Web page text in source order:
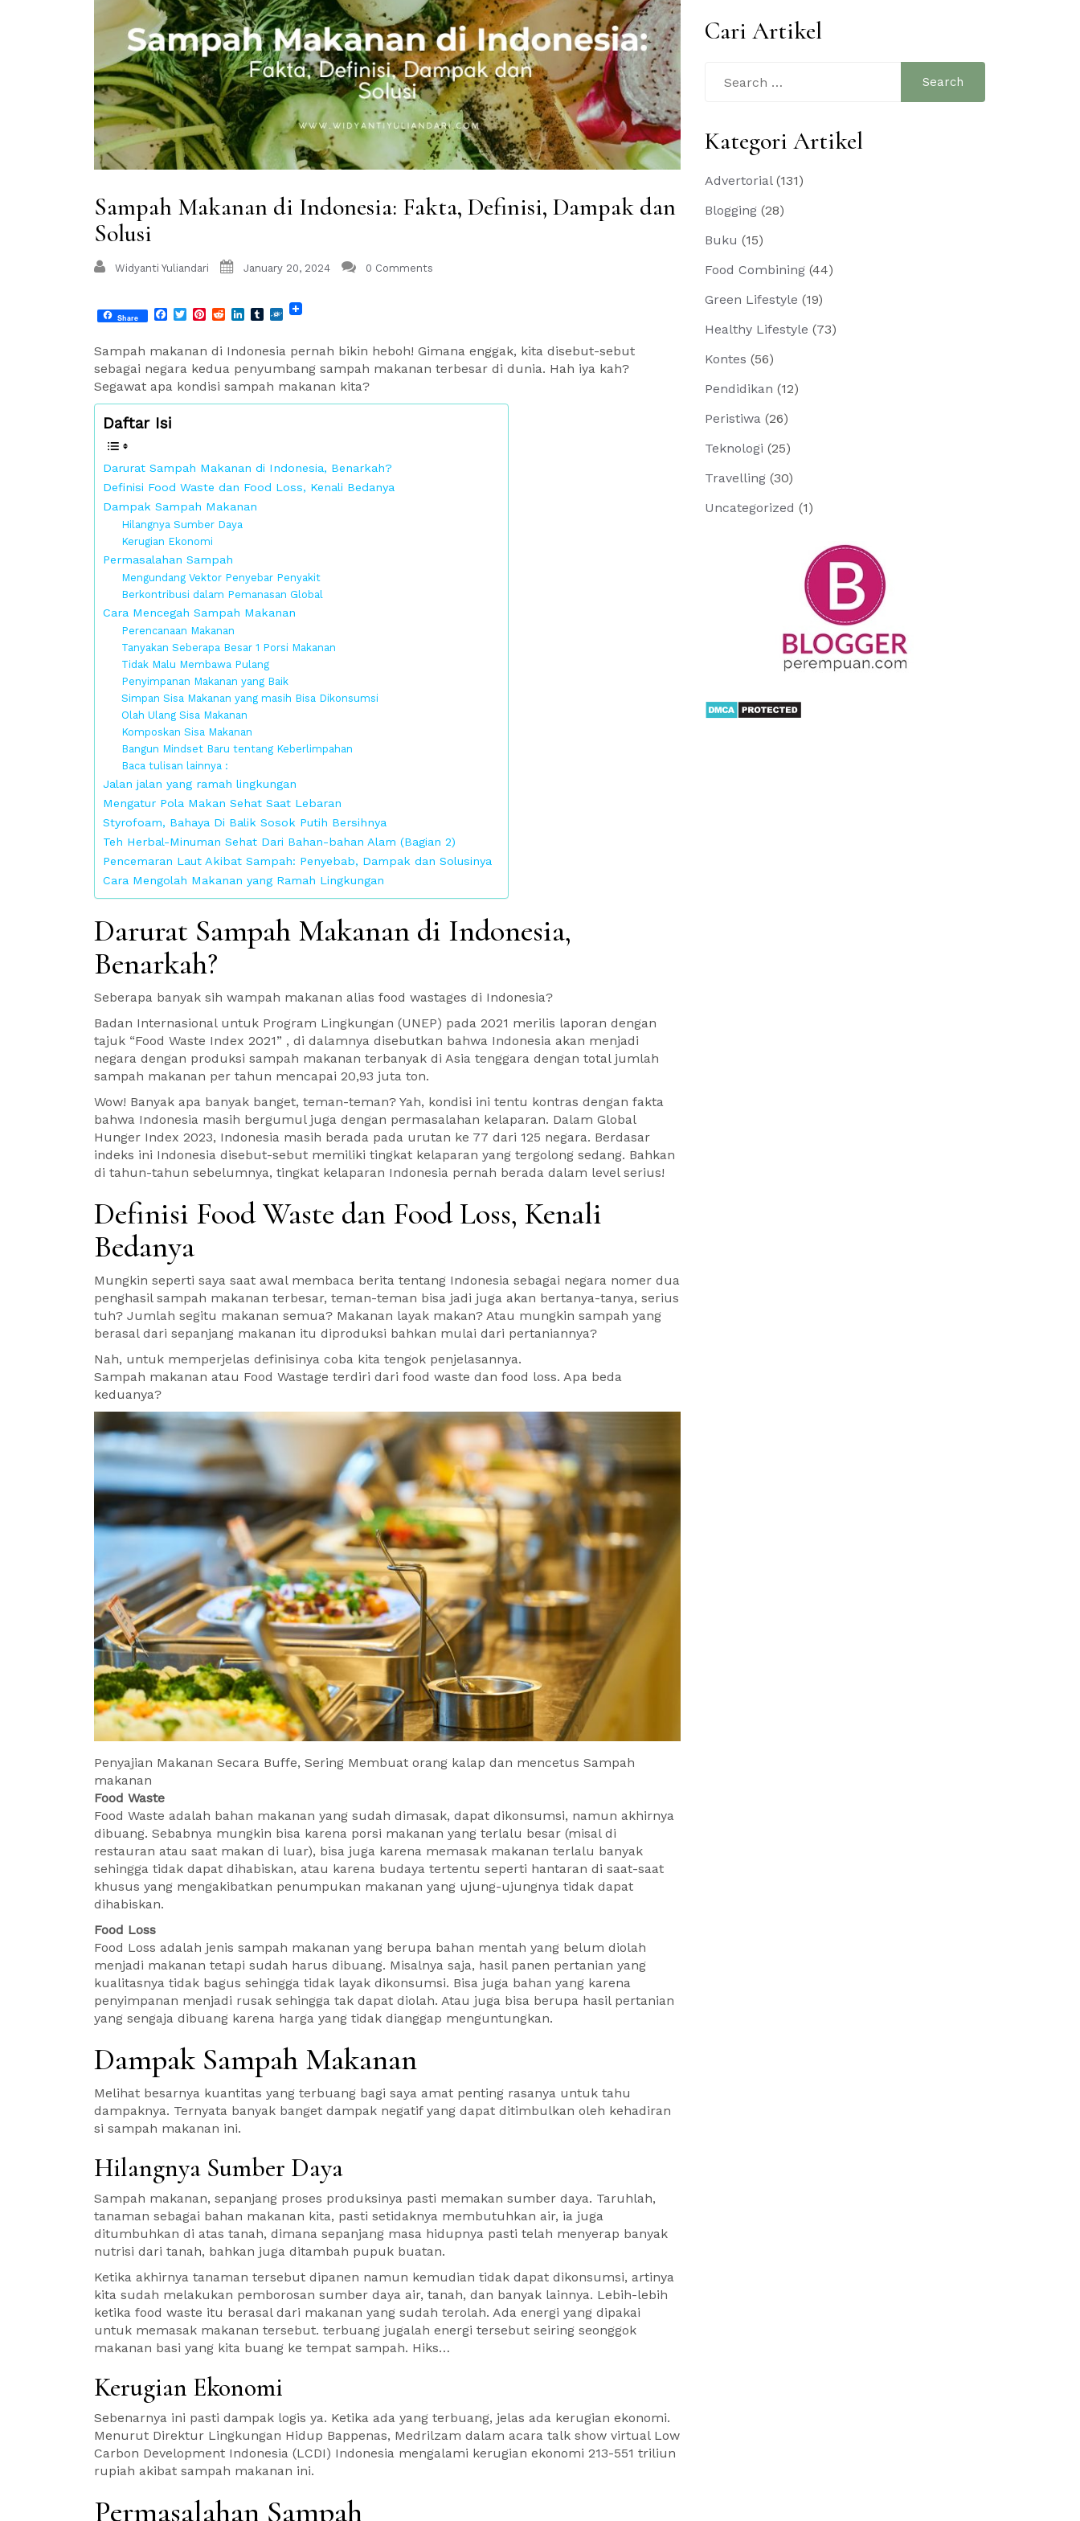
Sampah Makanan di Indonesia: Fakta, Definisi, Dampak dan
Solusi
Widyanti Yuliandari January 20, 2024 0 Comments
Share Facebook
TwitterPinterest
RedditLinkedIn
Tumblr
Folkd
Sampah makanan di Indonesia pernah bikin heboh! Gimana enggak, kita disebut-sebut
sebagai negara kedua penyumbang sampah makanan terbesar di dunia. Hah iya kah?
Segawat apa kondisi sampah makanan kita?
Daftar Isi
Darurat Sampah Makanan di Indonesia, Benarkah?
Definisi Food Waste dan Food Loss, Kenali Bedanya
Dampak Sampah Makanan
Hilangnya Sumber Daya
Kerugian Ekonomi
Permasalahan Sampah
Mengundang Vektor Penyebar Penyakit
Berkontribusi dalam Pemanasan Global
Cara Mencegah Sampah Makanan
Perencanaan Makanan
Tanyakan Seberapa Besar 1 Porsi Makanan
Tidak Malu Membawa Pulang
Penyimpanan Makanan yang Baik
Simpan Sisa Makanan yang masih Bisa Dikonsumsi
Olah Ulang Sisa Makanan
Komposkan Sisa Makanan
Bangun Mindset Baru tentang Keberlimpahan
Baca tulisan lainnya :
Jalan jalan yang ramah lingkungan
Mengatur Pola Makan Sehat Saat Lebaran
Styrofoam, Bahaya Di Balik Sosok Putih Bersihnya
Teh Herbal-Minuman Sehat Dari Bahan-bahan Alam (Bagian 2)
Pencemaran Laut Akibat Sampah: Penyebab, Dampak dan Solusinya
Cara Mengolah Makanan yang Ramah Lingkungan
Darurat Sampah Makanan di Indonesia,
Benarkah?
Seberapa banyak sih wampah makanan alias food wastages di Indonesia?
Badan Internasional untuk Program Lingkungan (UNEP) pada 2021 merilis laporan dengan
tajuk “Food Waste Index 2021” , di dalamnya disebutkan bahwa Indonesia akan menjadi
negara dengan produksi sampah makanan terbanyak di Asia tenggara dengan total jumlah
sampah makanan per tahun mencapai 20,93 juta ton.
Wow! Banyak apa banyak banget, teman-teman? Yah, kondisi ini tentu kontras dengan fakta
bahwa Indonesia masih bergumul juga dengan permasalahan kelaparan. Dalam Global
Hunger Index 2023, Indonesia masih berada pada urutan ke 77 dari 125 negara. Berdasar
indeks ini Indonesia disebut-sebut memiliki tingkat kelaparan yang tergolong sedang. Bahkan
di tahun-tahun sebelumnya, tingkat kelaparan Indonesia pernah berada dalam level serius!
Definisi Food Waste dan Food Loss, Kenali
Bedanya
Mungkin seperti saya saat awal membaca berita tentang Indonesia sebagai negara nomer dua
penghasil sampah makanan terbesar, teman-teman bisa jadi juga akan bertanya-tanya, serius
tuh? Jumlah segitu makanan semua? Makanan layak makan? Atau mungkin sampah yang
berasal dari sepanjang makanan itu diproduksi bahkan mulai dari pertaniannya?
Nah, untuk memperjelas definisinya coba kita tengok penjelasannya.
Sampah makanan atau Food Wastage terdiri dari food waste dan food loss. Apa beda
keduanya?
Penyajian Makanan Secara Buffe, Sering Membuat orang kalap dan mencetus Sampah
makanan
Food Waste
Food Waste adalah bahan makanan yang sudah dimasak, dapat dikonsumsi, namun akhirnya
dibuang. Sebabnya mungkin bisa karena porsi makanan yang terlalu besar (misal di
restauran atau saat makan di luar), bisa juga karena memasak makanan terlalu banyak
sehingga tidak dapat dihabiskan, atau karena budaya tertentu seperti hantaran di saat-saat
khusus yang mengakibatkan penumpukan makanan yang ujung-ujungnya tidak dapat
dihabiskan.
Food Loss
Food Loss adalah jenis sampah makanan yang berupa bahan mentah yang belum diolah
menjadi makanan tetapi sudah harus dibuang. Misalnya saja, hasil panen pertanian yang
kualitasnya tidak bagus sehingga tidak layak dikonsumsi. Bisa juga bahan yang karena
penyimpanan menjadi rusak sehingga tak dapat diolah. Atau juga bisa berupa hasil pertanian
yang sengaja dibuang karena harga yang tidak dianggap menguntungkan.
Dampak Sampah Makanan
Melihat besarnya kuantitas yang terbuang bagi saya amat penting rasanya untuk tahu
dampaknya. Ternyata banyak banget dampak negatif yang dapat ditimbulkan oleh kehadiran
si sampah makanan ini.
Hilangnya Sumber Daya
Sampah makanan, sepanjang proses produksinya pasti memakan sumber daya. Taruhlah,
tanaman sebagai bahan makanan kita, pasti setidaknya membutuhkan air, ia juga
ditumbuhkan di atas tanah, dimana sepanjang masa hidupnya pasti telah menyerap banyak
nutrisi dari tanah, bahkan juga ditambah pupuk buatan.
Ketika akhirnya tanaman tersebut dipanen namun kemudian tidak dapat dikonsumsi, artinya
kita sudah melakukan pemborosan sumber daya air, tanah, dan banyak lainnya. Lebih-lebih
ketika food waste itu berasal dari makanan yang sudah terolah. Ada energi yang dipakai
untuk memasak makanan tersebut. terbuang jugalah energi tersebut seiring seonggok
makanan basi yang kita buang ke tempat sampah. Hiks…
Kerugian Ekonomi
Sebenarnya ini pasti dampak logis ya. Ketika ada yang terbuang, jelas ada kerugian ekonomi.
Menurut Direktur Lingkungan Hidup Bappenas, Medrilzam dalam acara talk show virtual Low
Carbon Development Indonesia (LCDI) Indonesia mengalami kerugian ekonomi 213-551 triliun
rupiah akibat sampah makanan ini.
Permasalahan Sampah
Cari Artikel
for:
Kategori Artikel
Advertorial(131)
Blogging (28)
Buku (15)
Food Combining (44)
Green Lifestyle (19)
Healthy Lifestyle (73)
Kontes (56)
Pendidikan (12)
Peristiwa (26)
Teknologi (25)
Travelling (30)
Uncategorized (1)